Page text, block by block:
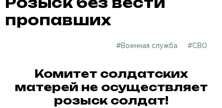
пропавших
#Военная служба #СВО
Комитет солдатских
матерей не осуществляет
розыск солдат!